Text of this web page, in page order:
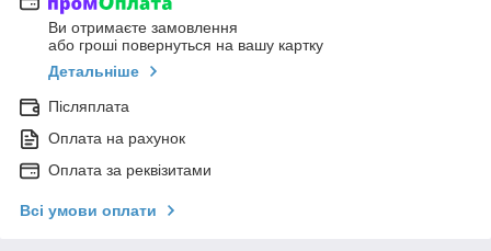
Ви отримаєте замовлення
або гроші повернуться на вашу картку
Детальніше
Післяплата
Оплата на рахунок
Оплата за реквізитами
Всі умови оплати